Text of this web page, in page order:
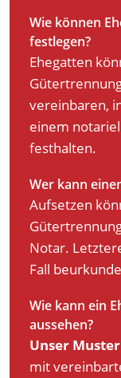
Wie können
festlegen?
Ehegatten
vereinbaren,
einem
festhalten.
Wer kann
Aufsetzen
Notar.
Fall
Wie kann ein
aussehen?
Unser Muster
mit